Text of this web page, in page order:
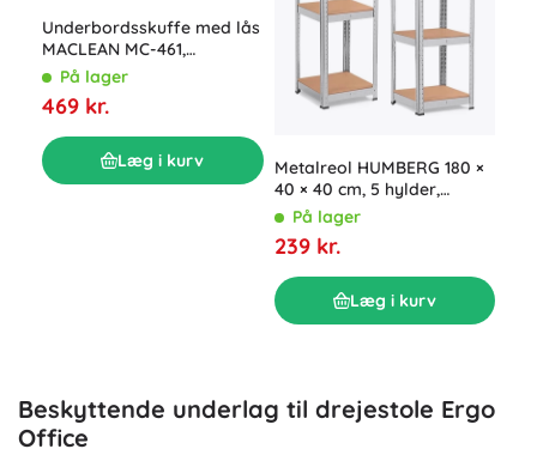
Underbordsskuffe med lås
MACLEAN MC-461,
organizer, 5 kg, sort
På lager
469 kr.
Læg i kurv
Metalreol HUMBERG 180 ×
40 × 40 cm, 5 hylder,
bæreevne 500 kg
På lager
239 kr.
Læg i kurv
Beskyttende underlag til drejestole Ergo
Office